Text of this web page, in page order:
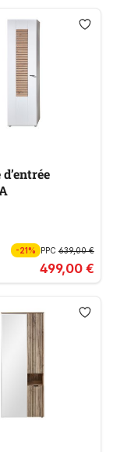
-21% PPC639,00 €
499,00 €